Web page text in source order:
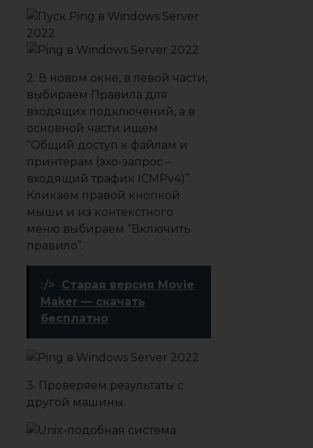
2. В новом окне, в левой части,
выбираем Правила для
входящих подключений, а в
основной части ищем
“Общий доступ к файлам и
принтерам (эхо-запрос –
входящий трафик ICMPv4)”.
Кликаем правой кнопкой
мыши и из контекстного
меню выбираем “Включить
правило”.
:/>
Старая версия Movie
Maker — скачать
бесплатно
3. Проверяем результаты с
другой машины.